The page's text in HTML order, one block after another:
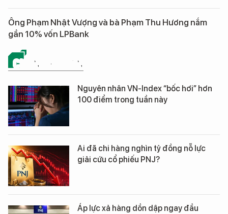
Ông Phạm Nhật Vượng và bà Phạm Thu Hương nắm
gần 10% vốn LPBank
CHỨNG KHOÁN
Nguyên nhân VN-Index “bốc hơi” hơn
100 điểm trong tuần này
Ai đã chi hàng nghìn tỷ đồng nỗ lực
giải cứu cổ phiếu PNJ?
Áp lực xả hàng dồn dập ngay đầu